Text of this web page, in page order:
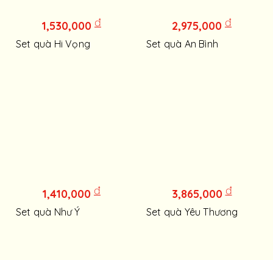
1,530,000 đ
Set quà Hi Vọng
2,975,000 đ
Set quà An Bình
1,410,000 đ
Set quà Như Ý
3,865,000 đ
Set quà Yêu Thương